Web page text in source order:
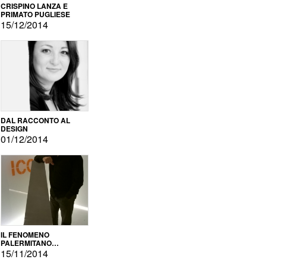
CRISPINO LANZA E
PRIMATO PUGLIESE
15/12/2014
DAL RACCONTO AL
DESIGN
01/12/2014
IL FENOMENO
PALERMITANO
DELL'AUTOPRODUZIONE
15/11/2014